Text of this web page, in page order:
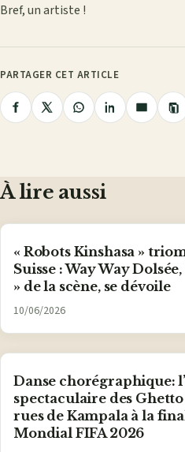
Bref, un artiste !
PARTAGER CET ARTICLE
PartagerPartagerPartagerPartager
le
À lire aussi
« Robots Kinshasa »
Suisse : Way Way
» de la scène, se dévoile
10/06/2026
Danse chorégraphique:
spectaculaire des Ghetto
rues de Kampala à la
Mondial FIFA 2026